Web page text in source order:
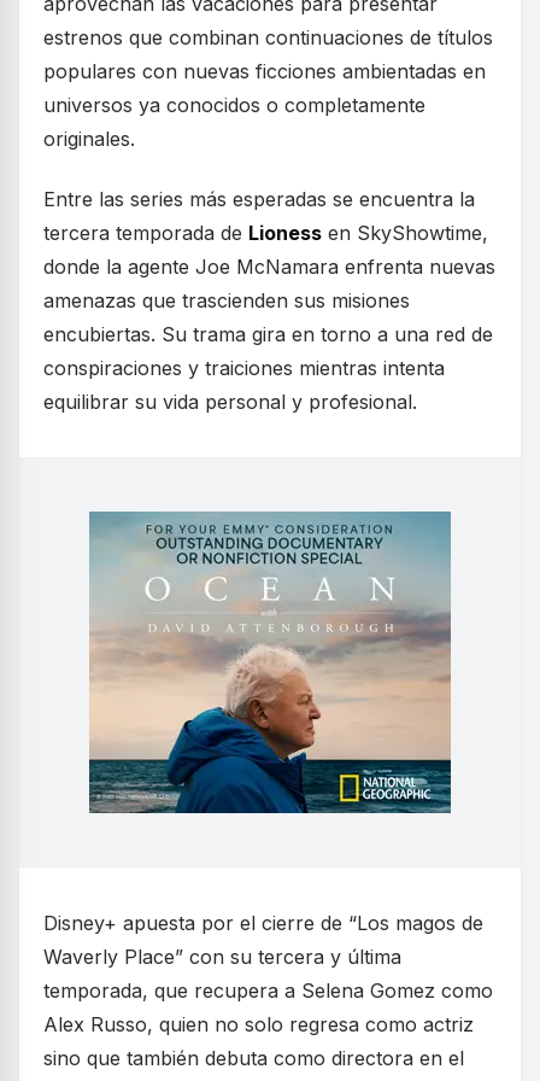
estrenos que combinan continuaciones de títulos
populares con nuevas ficciones ambientadas en
universos ya conocidos o completamente
originales.
Entre las series más esperadas se encuentra la
tercera temporada de Lioness en SkyShowtime,
donde la agente Joe McNamara enfrenta nuevas
amenazas que trascienden sus misiones
encubiertas. Su trama gira en torno a una red de
conspiraciones y traiciones mientras intenta
equilibrar su vida personal y profesional.
Disney+ apuesta por el cierre de “Los magos de
Waverly Place” con su tercera y última
temporada, que recupera a Selena Gomez como
Alex Russo, quien no solo regresa como actriz
sino que también debuta como directora en el